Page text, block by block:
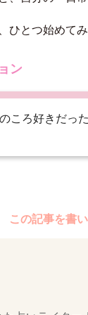
ひとつ始めて
ン
のころ好きだっ
この記事を書